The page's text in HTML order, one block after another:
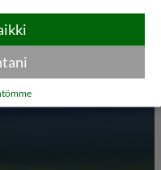
hieman Sopotiin
Yleisille
ja raitiovaunulle)
Sopotiin pääsee
noin 20
Kartta